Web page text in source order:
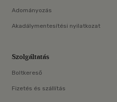
Adományozás
Akadálymentesítési nyilatkozat
Szolgáltatás
Boltkereső
Fizetés és szállítás